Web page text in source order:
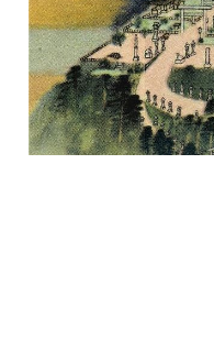
5 ott 20242 min read